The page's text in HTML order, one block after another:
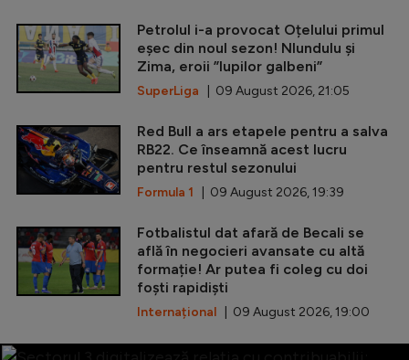
Petrolul i-a provocat Oțelului primul
eșec din noul sezon! Nlundulu și
Zima, eroii ”lupilor galbeni”
SuperLiga | 09 August 2026, 21:05
Red Bull a ars etapele pentru a salva
RB22. Ce înseamnă acest lucru
pentru restul sezonului
Formula 1 | 09 August 2026, 19:39
Fotbalistul dat afară de Becali se
află în negocieri avansate cu altă
formație! Ar putea fi coleg cu doi
foști rapidiști
Internațional | 09 August 2026, 19:00